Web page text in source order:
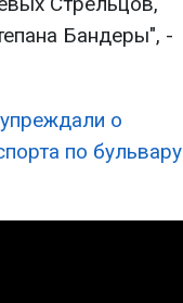
Бандеры", -
о
по бульвару